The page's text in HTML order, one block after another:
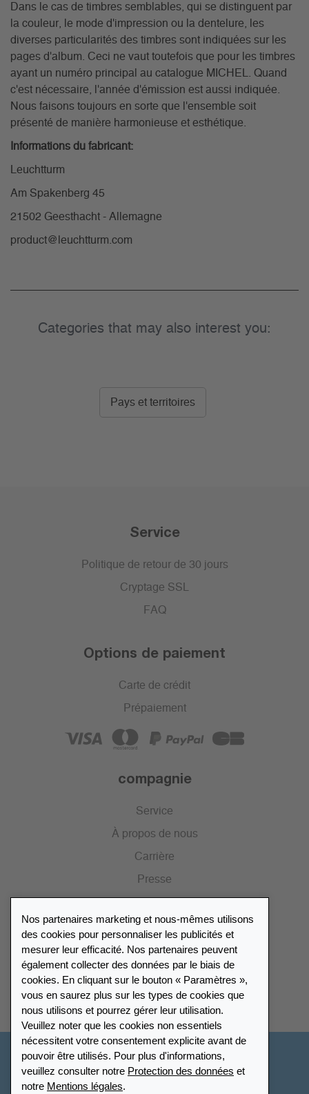
Dans le cas de timbres semblables, qui se distinguent par
la couleur, le mode d'impression ou la dentelure, les
diverses particularités des timbres sont indiquées sur les
pages d'album. Ceci ne vaut toutefois que pour les timbres
ayant un numéro principal au catalogue MICHEL. Quand
c'est nécessaire, l'année d'émission est aussi indiquée.
Nous faisons toujours en sorte que l'ensemble soit
présenté de manière harmonieuse et esthétique.
Informations du fabricant:
Leuchtturm
Am Spakenberg 45
21502 Geesthacht - Allemagne
product@leuchtturm.com
Categories that may also interest you:
Pays et territoires
Service
Politique de retour de 30 jours
Cryptage SSL
FAQ
Options de paiement
Carte de crédit
Prépaiement
compagnie
Service
À propos de nous
Carrière
Presse
Portail des revendeurs
Répertoire des revendeurs
Trouver Leuchtturm
Nos partenaires marketing et nous-mêmes utilisons
des cookies pour personnaliser les publicités et
mesurer leur efficacité. Nos partenaires peuvent
également collecter des données par le biais de
cookies. En cliquant sur le bouton « Paramètres »,
vous en saurez plus sur les types de cookies que
nous utilisons et pourrez gérer leur utilisation.
Veuillez noter que les cookies non essentiels
nécessitent votre consentement explicite avant de
pouvoir être utilisés. Pour plus d'informations,
veuillez consulter notre Protection des données et
notre Mentions légales.
France
Paramètres des cookies